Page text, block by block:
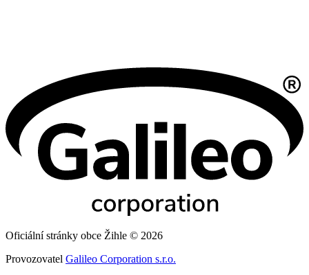
Oficiální stránky obce Žihle © 2026
Provozovatel Galileo Corporation s.r.o.